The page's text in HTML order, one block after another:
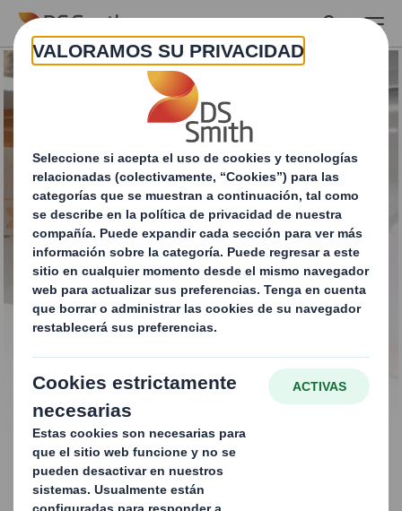
Skip to main content
Gama estándar para
la industria del
automóvil
CONTACTA CON NOSOTROS